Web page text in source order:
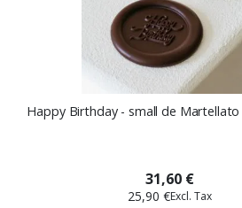
Happy Birthday - small de Martellato
31,60 €
25,90 €